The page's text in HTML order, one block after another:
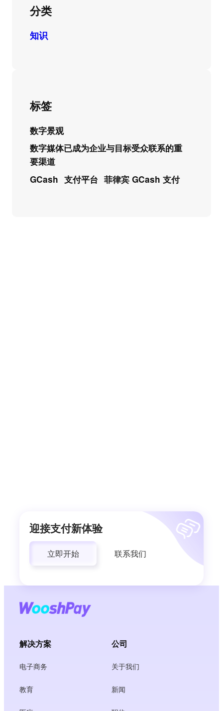
分类
知识
标签
数字景观
数字媒体已成为企业与目标受众联系的重
要渠道
GCash 支付平台 菲律宾 GCash 支付
迎接支付新体验
立即开始 联系我们
解决方案
电子商务
教育
公司
关于我们
新闻